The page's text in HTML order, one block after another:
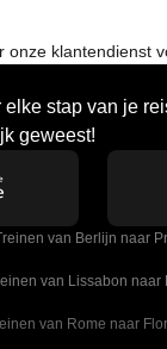
onze klantendienst
elke stap van je
geweest!
van Berlijn naar
van Lissabon naar
van Rome naar